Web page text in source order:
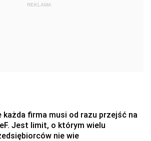
REKLAMA
każda firma musi od razu przejść na
Jest limit, o którym wielu
nie wie